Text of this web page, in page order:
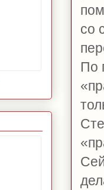
со
По